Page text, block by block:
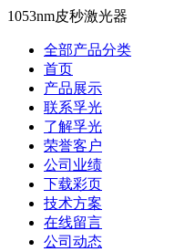
1053nm皮秒激光器
全部产品分类
首页
产品展示
联系孚光
了解孚光
荣誉客户
公司业绩
下载彩页
技术方案
在线留言
公司动态